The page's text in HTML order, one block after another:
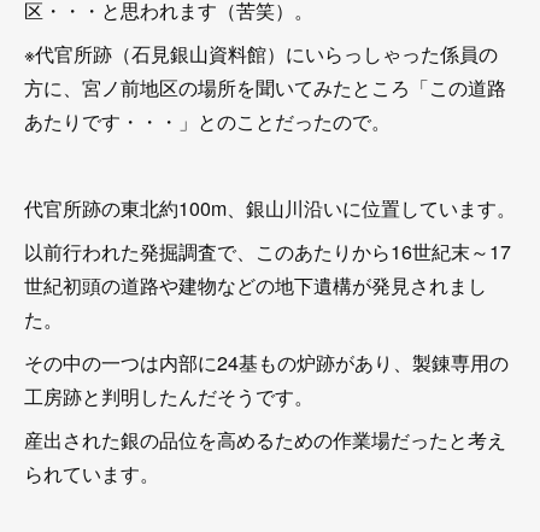
区・・・と思われます（苦笑）。
※代官所跡（石見銀山資料館）にいらっしゃった係員の
方に、宮ノ前地区の場所を聞いてみたところ「この道路
あたりです・・・」とのことだったので。
代官所跡の東北約100m、銀山川沿いに位置しています。
以前行われた発掘調査で、このあたりから16世紀末～17
世紀初頭の道路や建物などの地下遺構が発見されまし
た。
その中の一つは内部に24基もの炉跡があり、製錬専用の
工房跡と判明したんだそうです。
産出された銀の品位を高めるための作業場だったと考え
られています。